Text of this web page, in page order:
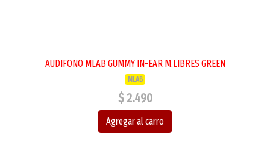
AUDIFONO MLAB GUMMY IN-EAR M.LIBRES GREEN
MLAB
$ 2.490
Agregar al carro